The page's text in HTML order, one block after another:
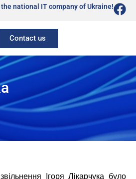
the national IT company of Ukraine!
Contact us
Ігоря Лікарчука було